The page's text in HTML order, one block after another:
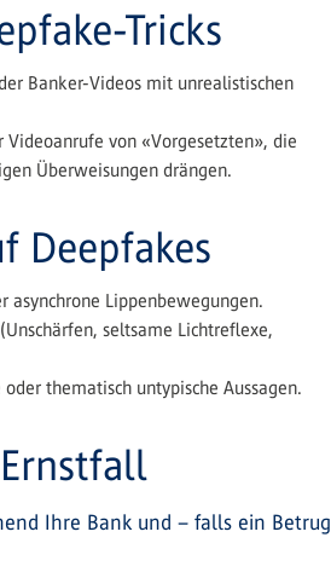
Tricks
Banker-Videos mit unrealistischen
Videoanrufe von «Vorgesetzten», die
Überweisungen drängen.
Deepfakes
asynchrone Lippenbewegungen.
seltsame Lichtreflexe,
thematisch untypische Aussagen.
Ihre Bank und – falls ein Betrug